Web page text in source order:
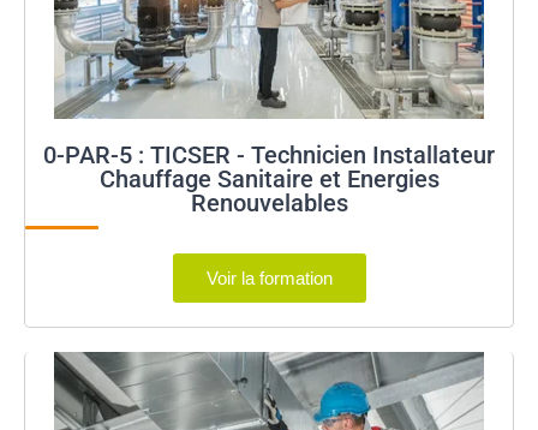
0-PAR-5 : TICSER - Technicien Installateur
Chauffage Sanitaire et Energies
Renouvelables
Voir la formation